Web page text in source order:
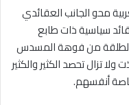
محو الجانب العقائدي
سياسية ذات طابع
الطلقة من فوهة المسدس
تزال تحصد الكثير والكثير
أنفسهم.